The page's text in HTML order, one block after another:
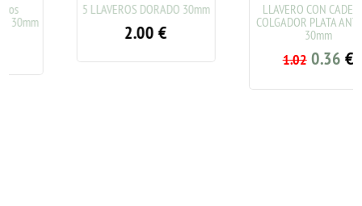
5 LLAVEROS DORADO 30mm
€
LLAVERO CON CADENA Y
COLGADOR PLATA ANTIGUA
0.36€